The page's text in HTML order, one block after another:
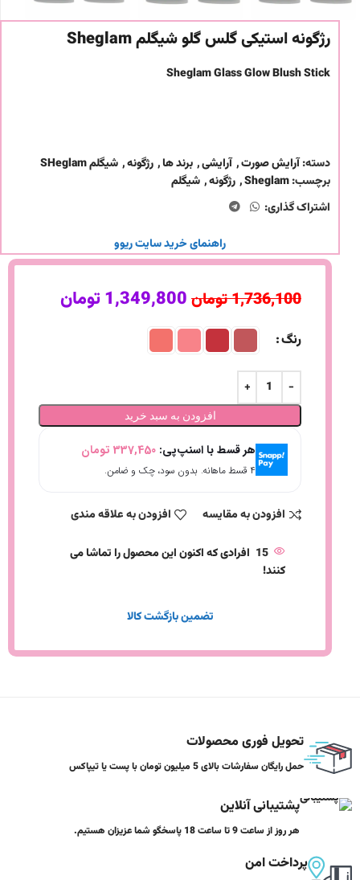
رژگونه استیکی گلس گلو شیگلم Sheglam
Sheglam Glass Glow Blush Stick
دسته:آرایش صورت, آرایشی, برند ها, رژگونه, شیگلم SHeglam
برچسب:Sheglam
, رژگونه, شیگلم
اشتراک گذاری:
راهنمای خرید سایت ریوو
1,736,100تومان 1,349,800تومان
رنگ
افزودن به سبد خرید
هر قسط با اسنپ‌پی: 337,450 تومان
۴ قسط ماهانه. بدون سود، چک و ضامن.
افزودن به مقایسه افزودن به علاقه مندی
15 افرادی که اکنون این محصول را تماشا می
کنند!
تضمین بازگشت کالا
تحویل فوری محصولات
حمل رایگان سفارشات بالای 5 میلیون تومان با پست یا تیپاکس
پشتیبانی آنلاین
هر روز از ساعت 9 تا ساعت 18 پاسخگو شما عزیزان هستیم.
پرداخت امن